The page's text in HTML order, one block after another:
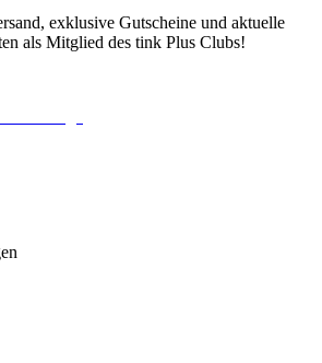
exklusive Gutscheine und aktuelle
als Mitglied des tink Plus Clubs!